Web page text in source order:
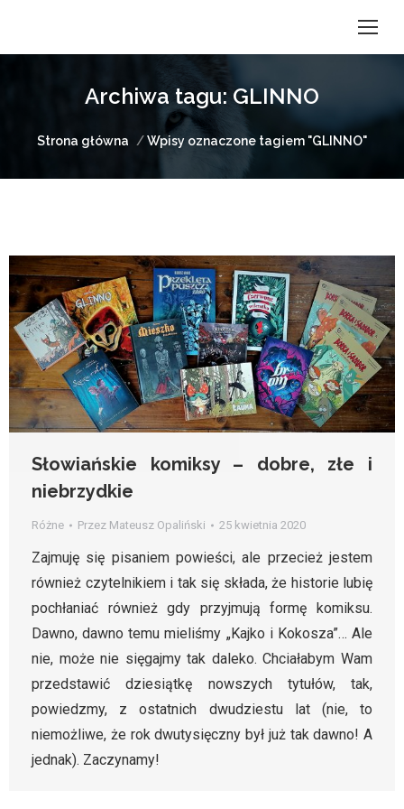
Archiwa tagu:GLINNO
Strona główna Wpisy oznaczone tagiem "GLINNO"
Słowiańskie komiksy – dobre, złe i
niebrzydkie
Różne Przez Mateusz Opaliński 25 kwietnia 2020
Zajmuję się pisaniem powieści, ale przecież jestem
również czytelnikiem i tak się składa, że historie lubię
pochłaniać również gdy przyjmują formę komiksu.
Dawno, dawno temu mieliśmy „Kajko i Kokosza”… Ale
nie, może nie sięgajmy tak daleko. Chciałabym Wam
przedstawić dziesiątkę nowszych tytułów, tak,
powiedzmy, z ostatnich dwudziestu lat (nie, to
niemożliwe, że rok dwutysięczny był już tak dawno! A
jednak). Zaczynamy!